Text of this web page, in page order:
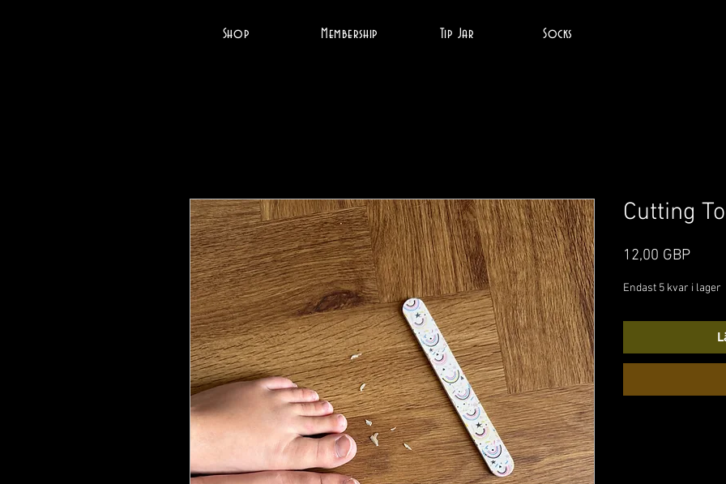
Shop Membership Tip Jar Socks
Cutting
12,00 GBPPris
Endast 5 kvar i lager